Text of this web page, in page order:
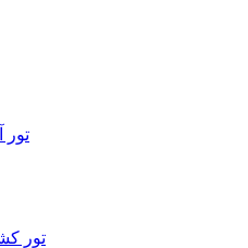
تور
تور